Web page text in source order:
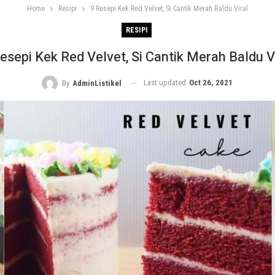
Home Resipi 9 Resepi Kek Red Velvet, Si Cantik Merah Baldu Viral
RESIPI
Kek Red Velvet, Si Cantik Merah Baldu
By AdminListikel Last updated Oct 26, 2021